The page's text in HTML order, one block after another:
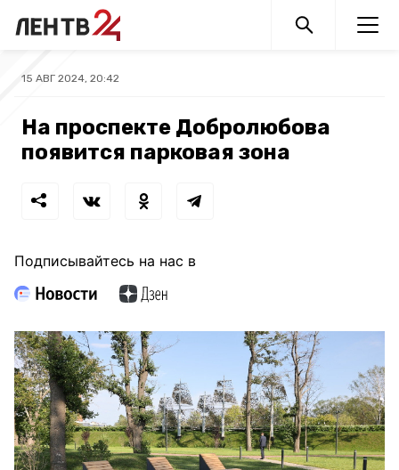
15 АВГ 2024, 20:42
На проспекте Добролюбова
появится парковая зона
Подписывайтесь на нас в